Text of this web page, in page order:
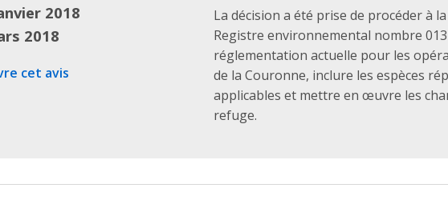
2018
2018
cet avis
La décision a été prise de procéder à
Registre environnemental nombre
réglementation actuelle pour les
de la Couronne, inclure les espèces
applicables et mettre en œuvre les
refuge.